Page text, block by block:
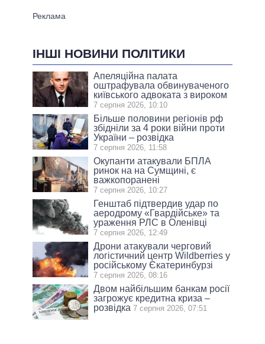
ІНШІ НОВИНИ ПОЛІТИКИ
Апеляційна палата
оштрафувала обвинуваченого
київського адвоката з вироком
7 серпня 2026, 10:10
Більше половини регіонів рф
збідніли за 4 роки війни проти
України – розвідка
7 серпня 2026, 11:58
Окупанти атакували БПЛА
ринок на на Сумщині, є
важкопоранені
7 серпня 2026, 10:27
Генштаб підтвердив удар по
аеродрому «Гвардійське» та
ураження РЛС в Оленівці
7 серпня 2026, 12:49
Дрони атакували черговий
логістичний центр Wildberries у
російському Єкатеринбурзі
7 серпня 2026, 08:16
Двом найбільшим банкам росії
загрожує кредитна криза –
розвідка 7 серпня 2026, 07:51